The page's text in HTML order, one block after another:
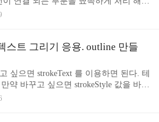
round 로 해주면 매끄럽게 처리 된다. co
스트 그리기 응용. outline 만들
싶으면 strokeText 를 이용하면 된다. 테
약 바꾸고 싶으면 strokeStyle 값을 바꿔
= &#39;black&#39;;